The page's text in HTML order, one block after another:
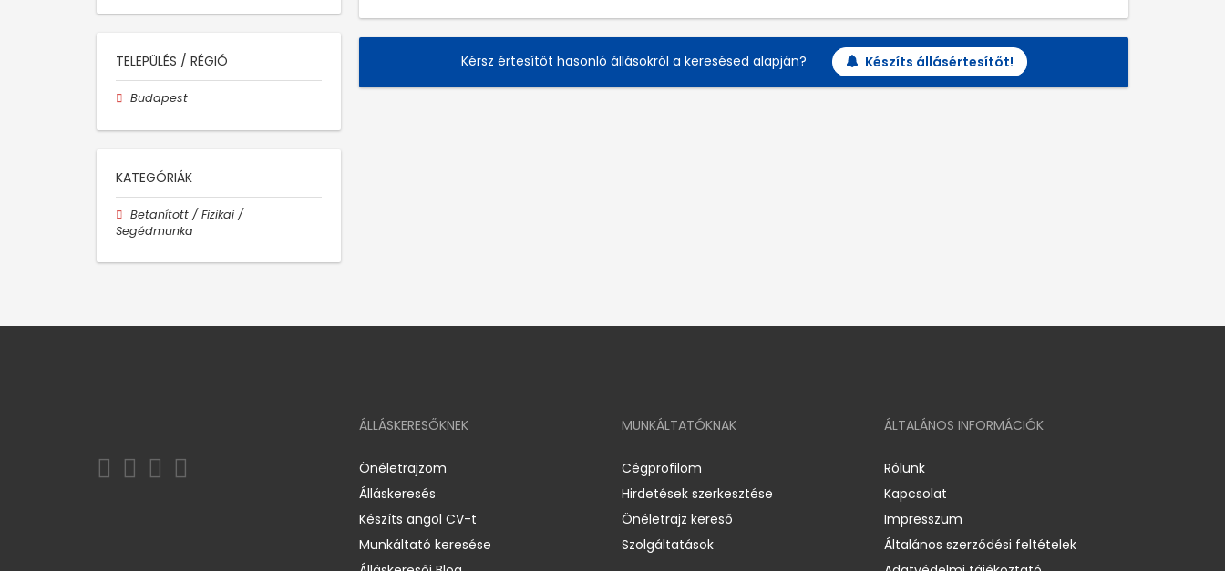
Kérsz értesítőt hasonló állásokról a keresésed alapján? Készíts állásértesítőt!
TELEPÜLÉS / RÉGIÓ
Budapest
KATEGÓRIÁK
Betanított / Fizikai /
Segédmunka
ÁLLÁSKERESŐKNEK
Önéletrajzom
Álláskeresés
Készíts angol CV-t
Munkáltató keresése
MUNKÁLTATÓKNAK
Cégprofilom
Hirdetések szerkesztése
Önéletrajz kereső
Szolgáltatások
ÁLTALÁNOS INFORMÁCIÓK
Rólunk
Kapcsolat
Impresszum
Általános szerződési feltételek